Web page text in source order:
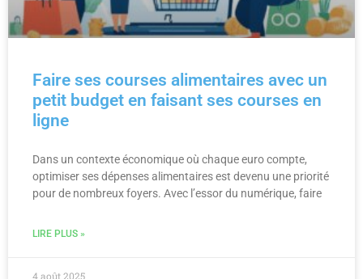
Faire ses courses alimentaires avec un
petit budget en faisant ses courses en
ligne
Dans un contexte économique où chaque euro compte,
optimiser ses dépenses alimentaires est devenu une priorité
pour de nombreux foyers. Avec l’essor du numérique, faire
LIRE PLUS »
4 août 2025